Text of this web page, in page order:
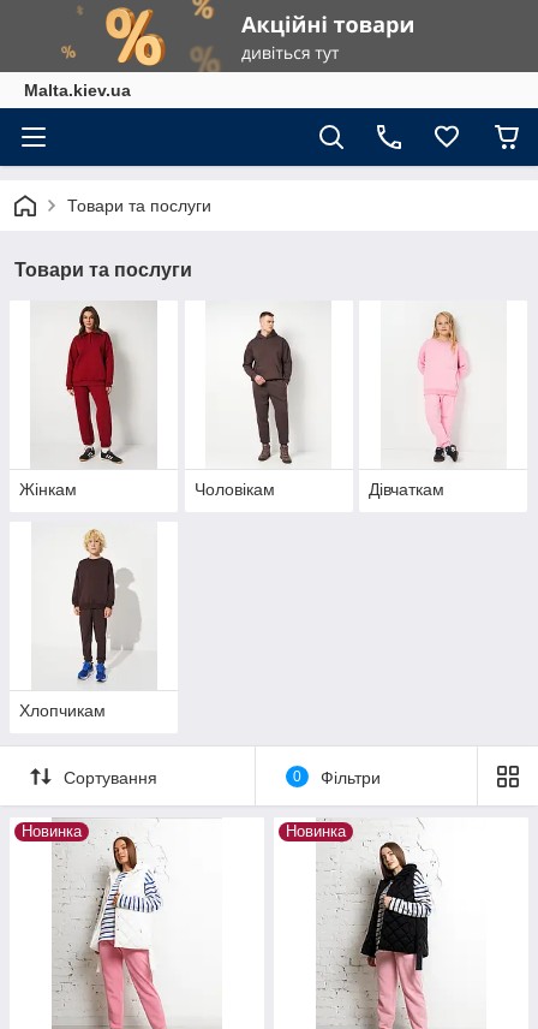
Malta.kiev.ua
Товари та послуги
Товари та послуги
Жінкам Чоловікам Дівчаткам
Хлопчикам
Сортування 0 Фільтри
Новинка Новинка